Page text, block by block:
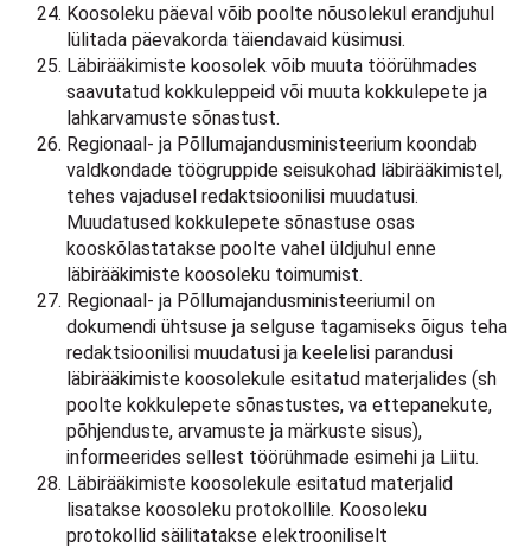
Koosoleku päeval võib poolte nõusolekul erandjuhul
lülitada päevakorda täiendavaid küsimusi.
Läbirääkimiste koosolek võib muuta töörühmades
saavutatud kokkuleppeid või muuta kokkulepete ja
lahkarvamuste sõnastust.
Regionaal- ja Põllumajandusministeerium koondab
valdkondade töögruppide seisukohad läbirääkimistel,
tehes vajadusel redaktsioonilisi muudatusi.
Muudatused kokkulepete sõnastuse osas
kooskõlastatakse poolte vahel üldjuhul enne
läbirääkimiste koosoleku toimumist.
Regionaal- ja Põllumajandusministeeriumil on
dokumendi ühtsuse ja selguse tagamiseks õigus teha
redaktsioonilisi muudatusi ja keelelisi parandusi
läbirääkimiste koosolekule esitatud materjalides (sh
poolte kokkulepete sõnastustes, va ettepanekute,
põhjenduste, arvamuste ja märkuste sisus),
informeerides sellest töörühmade esimehi ja Liitu.
Läbirääkimiste koosolekule esitatud materjalid
lisatakse koosoleku protokollile. Koosoleku
protokollid säilitatakse elektrooniliselt